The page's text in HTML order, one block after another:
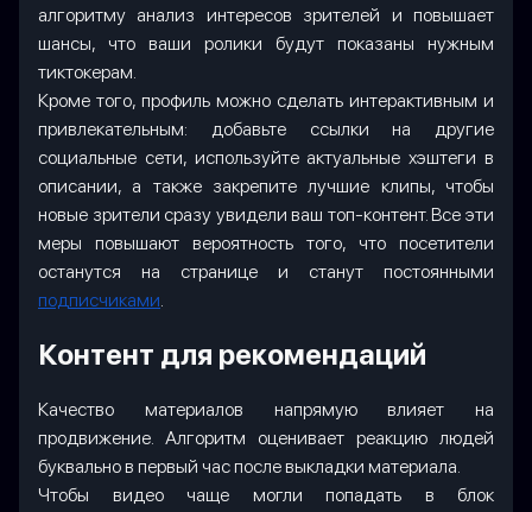
алгоритму анализ интересов зрителей и повышает
шансы, что ваши ролики будут показаны нужным
тиктокерам.
Кроме того, профиль можно сделать интерактивным и
привлекательным: добавьте ссылки на другие
социальные сети, используйте актуальные хэштеги в
описании, а также закрепите лучшие клипы, чтобы
новые зрители сразу увидели ваш топ-контент. Все эти
меры повышают вероятность того, что посетители
останутся на странице и станут постоянными
подписчиками.
Контент для рекомендаций
Качество материалов напрямую влияет на
продвижение. Алгоритм оценивает реакцию людей
буквально в первый час после выкладки материала.
Чтобы видео чаще могли попадать в блок